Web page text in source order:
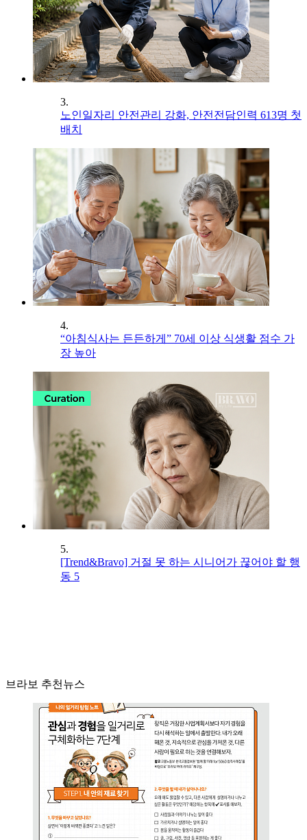
3.
노인일자리 안전관리 강화, 안전전담인력 613명 첫
배치
4.
“아침식사는 든든하게” 70세 이상 식생활 점수 가
장 높아
5.
[Trend&Bravo] 거절 못 하는 시니어가 끊어야 할 행
동 5
브라보 추천뉴스